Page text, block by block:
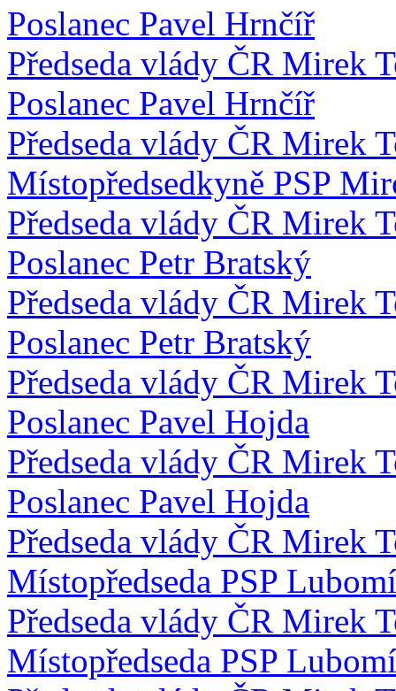
Poslanec Pavel Hrnčíř
Předseda vlády ČR Mirek
Poslanec Pavel Hrnčíř
Předseda vlády ČR Mirek
Místopředsedkyně PSP
Předseda vlády ČR Mirek
Poslanec Petr Bratský
Předseda vlády ČR Mirek
Poslanec Petr Bratský
Předseda vlády ČR Mirek
Poslanec Pavel Hojda
Předseda vlády ČR Mirek
Poslanec Pavel Hojda
Předseda vlády ČR Mirek
Místopředseda PSP
Předseda vlády ČR Mirek
Místopředseda PSP